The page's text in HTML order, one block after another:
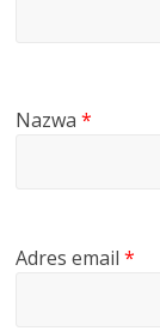
Nazwa*
Adres email*